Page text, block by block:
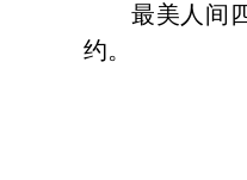
最美人间
约。